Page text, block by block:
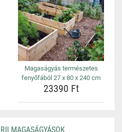
Magaságyás természetes
fenyőfából 27 x 80 x 240 cm
23390 Ft
MAGASÁGYÁSOK